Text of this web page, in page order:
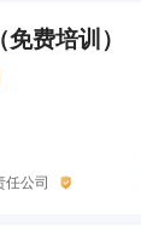
费培训）
任公司